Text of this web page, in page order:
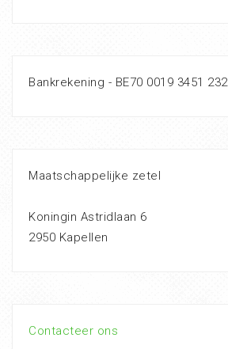
Bankrekening - BE70 0019 3451
Maatschappelijke zetel
Koningin Astridlaan 6
2950 Kapellen
Contacteer ons